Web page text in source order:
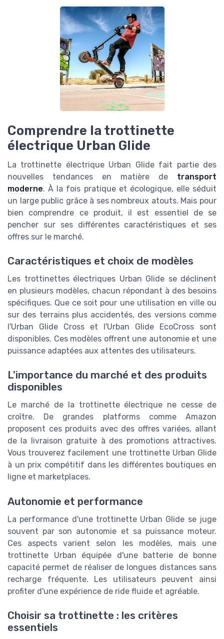
Comprendre la trottinette
électrique Urban Glide
La trottinette électrique Urban Glide fait partie des
nouvelles tendances en matière de transport
moderne. À la fois pratique et écologique, elle séduit
un large public grâce à ses nombreux atouts. Mais pour
bien comprendre ce produit, il est essentiel de se
pencher sur ses différentes caractéristiques et ses
offres sur le marché.
Caractéristiques et choix de modèles
Les trottinettes électriques Urban Glide se déclinent
en plusieurs modèles, chacun répondant à des besoins
spécifiques. Que ce soit pour une utilisation en ville ou
sur des terrains plus accidentés, des versions comme
l'Urban Glide Cross et l'Urban Glide EcoCross sont
disponibles. Ces modèles offrent une autonomie et une
puissance adaptées aux attentes des utilisateurs.
L'importance du marché et des produits
disponibles
Le marché de la trottinette électrique ne cesse de
croître. De grandes platforms comme Amazon
proposent ces produits avec des offres variées, allant
de la livraison gratuite à des promotions attractives.
Vous trouverez facilement une trottinette Urban Glide
à un prix compétitif dans les différentes boutiques en
ligne et marketplaces.
Autonomie et performance
La performance d'une trottinette Urban Glide se juge
souvent par son autonomie et sa puissance moteur.
Ces aspects varient selon les modèles, mais une
trottinette Urban équipée d'une batterie de bonne
capacité permet de réaliser de longues distances sans
recharge fréquente. Les utilisateurs peuvent ainsi
profiter d'une expérience de ride fluide et agréable.
Choisir sa trottinette : les critères
essentiels